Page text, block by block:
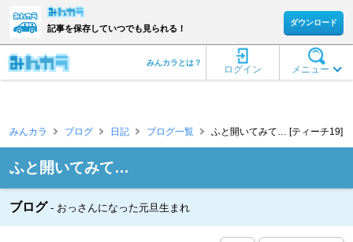
記事を保存していつでも見られる！
ダウンロード
メニュー
ログイン
みんカラとは？
みんカラ ブログ 日記 ブログ一覧 ふと開いてみて… [ティーチ19]
ふと開いてみて…
ブログ おっさんになった元旦生まれ